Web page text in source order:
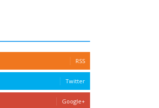
RSS
Twitter
Google+